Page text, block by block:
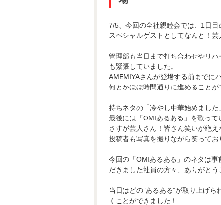
7/5、今回の全社親睦会では、1日目
スペシャルゲストとしてなんと！
管理部も当日まで打ち合わせやリ
も緊張していました。
AMEMIYAさんが登場する前までに
何とかほぼ時間通りに進めることが
持ちネタの「冷やし中華始めました
最後には「OMIあるある」を歌って
さすが芸人さん！皆さん笑いが絶え
投稿者も写真を撮りながら笑って
今回の「OMIあるある」のネタは
だきました社員の方々、ありがとう
当日はどの”あるある”が取り上げ
くことができました！